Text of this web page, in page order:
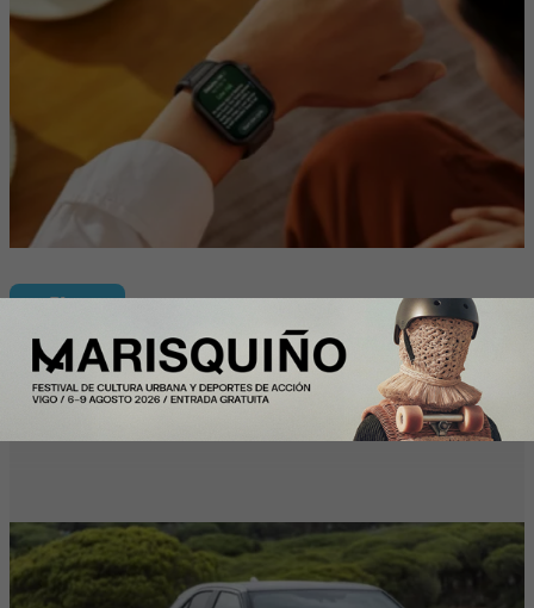
Plus
Toyota consolida su liderazgo en
España en julio tras hacer crecer sus